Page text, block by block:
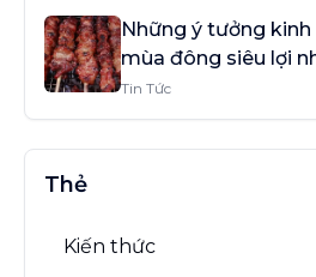
Những ý tưởng
mùa đông siêu lợi
Tin Tức
Thẻ
Kiến thức